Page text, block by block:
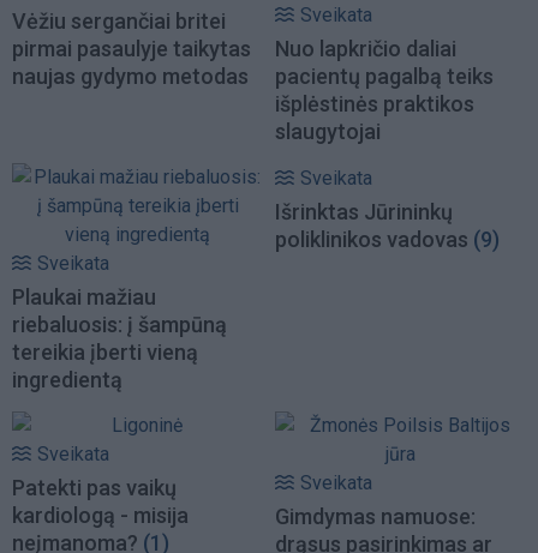
Vėžiu sergančiai britei
pirmai pasaulyje taikytas
naujas gydymo metodas
Sveikata
Nuo lapkričio daliai
pacientų pagalbą teiks
išplėstinės praktikos
slaugytojai
Sveikata
Plaukai mažiau
riebaluosis: į šampūną
tereikia įberti vieną
ingredientą
Sveikata
Išrinktas Jūrininkų
poliklinikos vadovas (9)
Sveikata
Patekti pas vaikų
kardiologą - misija
neįmanoma? (1)
Sveikata
Gimdymas namuose:
drąsus pasirinkimas ar